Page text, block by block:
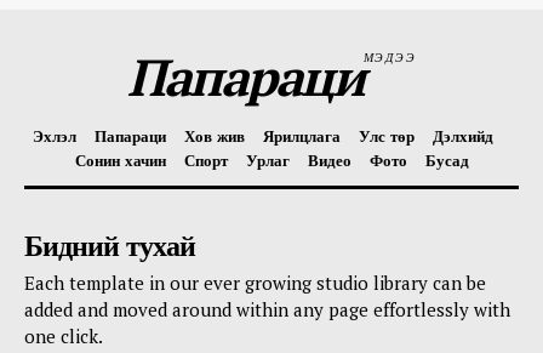
ПапарациМЭДЭЭ
Эхлэл Папараци Хов жив Ярилцлага Улс төр
Дэлхийд
Сонин хачин
Спорт Урлаг Видео Фото Бусад
Бидний тухай
Each template in our ever growing studio library can be
added and moved around within any page effortlessly with
one click.